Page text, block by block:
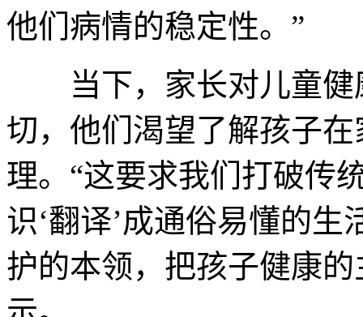
他们病情的稳定性。”
当下，家长对儿童健
切，他们渴望了解孩子
理。“这要求我们打破传
识‘翻译’成通俗易懂的
护的本领，把孩子健康